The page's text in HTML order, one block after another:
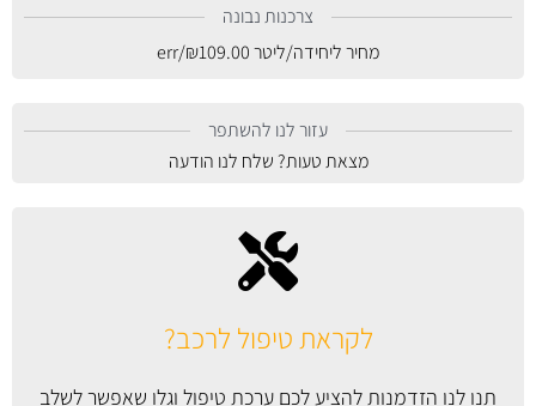
לקראת טיפול לרכב?
תנו לנו הזדמנות להציע לכם ערכת טיפול וגלו שאפשר לשלב
צרכנות נבונה
מחיר ליחידה/ליטר
₪109.00
/err
עזור לנו להשתפר
מצאת טעות? שלח לנו הודעה